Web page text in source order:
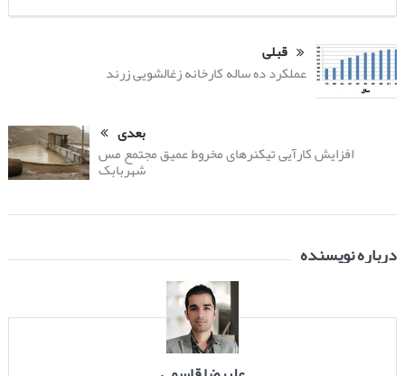
قبلی
عملکرد ده ساله کارخانه زغالشویی زرند
بعدی
افزایش کارآیی تیکنرهای مخروط عمیق مجتمع مس
شهربابک
درباره نویسنده